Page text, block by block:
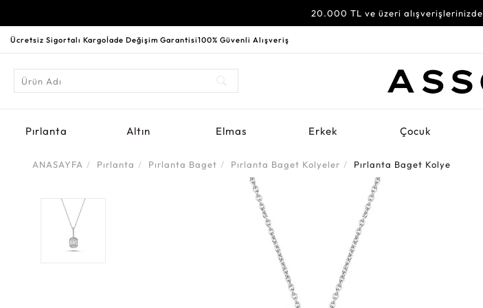
20.000 TL ve üzeri alışverişlerinizde
Ücretsiz Sigortalı Kargoİade Değişim Garantisi100% Güvenli Alışveriş
Pırlanta Altın Elmas Erkek Çocuk
ANASAYFA Pırlanta Pırlanta Baget Pırlanta Baget Kolyeler Pırlanta Baget Kolye